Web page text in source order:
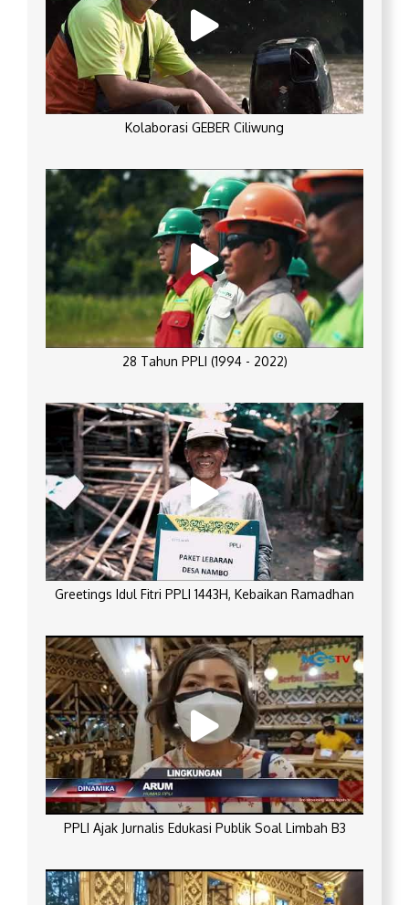
Kolaborasi GEBER Ciliwung
28 Tahun PPLI (1994 - 2022)
Greetings Idul Fitri PPLI 1443H, Kebaikan Ramadhan
PPLI Ajak Jurnalis Edukasi Publik Soal Limbah B3